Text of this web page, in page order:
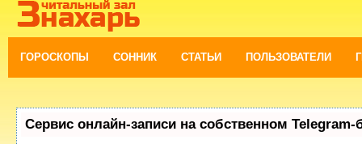
ГОРОСКОПЫ СОННИК СТАТЬИ ПОЛЬЗОВАТЕЛИ
Сервис онлайн-записи на собственном Telegram-